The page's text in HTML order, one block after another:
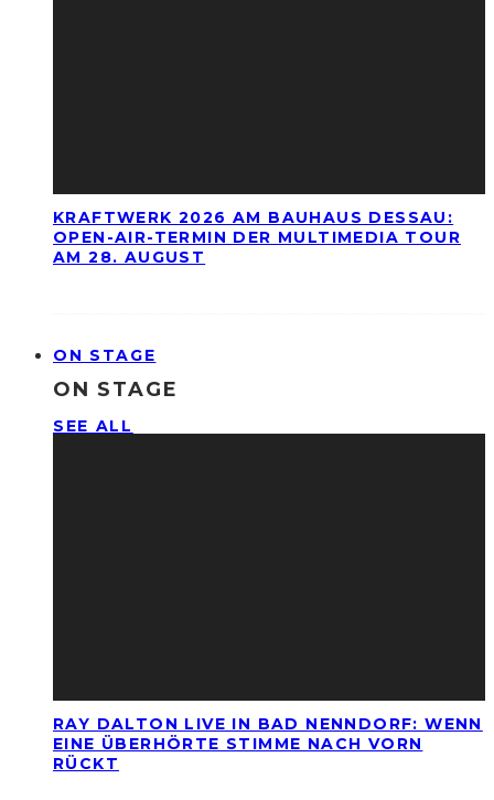
KRAFTWERK 2026 AM BAUHAUS DESSAU:
OPEN-AIR-TERMIN DER MULTIMEDIA TOUR
AM 28. AUGUST
ON STAGE
ON STAGE
SEE ALL
RAY DALTON LIVE IN BAD NENNDORF: WENN
EINE ÜBERHÖRTE STIMME NACH VORN
RÜCKT